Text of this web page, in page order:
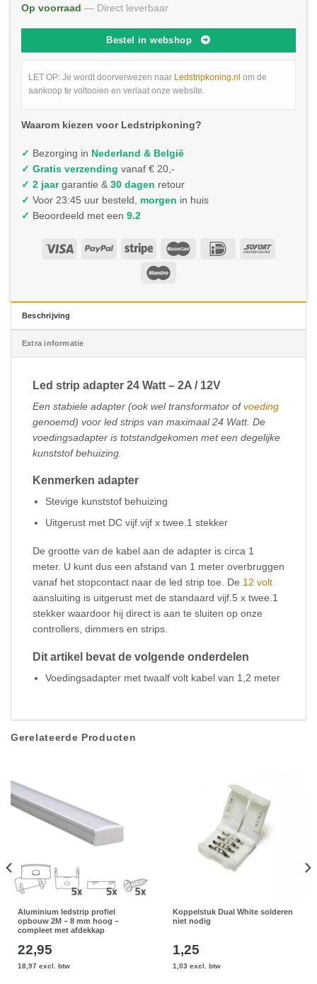
Op voorraad — Direct leverbaar
Bestel in webshop
LET OP: Je wordt doorverwezen naar Ledstripkoning.nl om de
aankoop te voltooien en verlaat onze website.
Waarom kiezen voor Ledstripkoning?
✓ Bezorging in Nederland & België
✓ Gratis verzending vanaf € 20,-
✓ 2 jaargarantie & 30 dagen retour
✓ Voor 23:45 uur besteld, morgen in huis
✓ Beoordeeld met een 9.2
Beschrijving
Extra informatie
Led strip adapter 24 Watt – 2A / 12V
Een stabiele adapter (ook wel transformator ofvoeding
genoemd) voor led strips van maximaal 24 Watt. De
voedingsadapter is totstandgekomen met een degelijke
kunststof behuizing.
Kenmerken adapter
Stevige kunststof behuizing
Uitgerust met DC vijf.vijf x twee.1 stekker
De grootte van de kabel aan de adapter is circa 1
meter. U kunt dus een afstand van 1 meter overbruggen
vanaf het stopcontact naar de led strip toe. De 12 volt
aansluiting is uitgerust met de standaard vijf.5 x twee.1
stekker waardoor hij direct is aan te sluiten op onze
controllers, dimmers en strips.
Dit artikel bevat de volgende onderdelen
Voedingsadapter met twaalf volt kabel van 1,2 meter
Gerelateerde Producten
Aluminium ledstrip profiel
opbouw 2M – 8 mm hoog –
compleet met afdekkap
22,95
18,97 excl. btw
Koppelstuk Dual White solderen
niet nodig
1,25
1,03 excl. btw